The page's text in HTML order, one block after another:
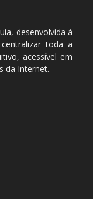
desenvolvida à
toda a
acessível em
da Internet.